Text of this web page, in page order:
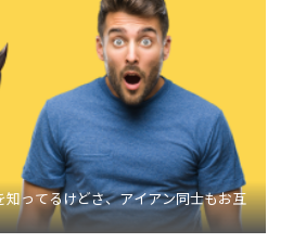
知ってるけどさ、アイアン同士もお互